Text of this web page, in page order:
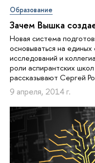
Образование
Зачем Вышка
Новая система
основываться на
исследований и
роли аспирантских
рассказывают Сергей
9 апреля, 2014 г.